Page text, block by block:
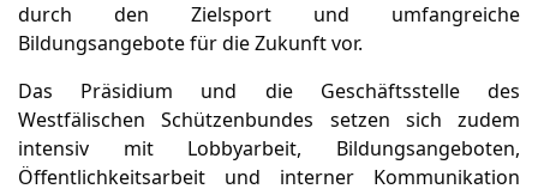
durch den Zielsport und umfangreiche
Bildungsangebote für die Zukunft vor.
Das Präsidium und die Geschäftsstelle des
Westfälischen Schützenbundes setzen sich zudem
intensiv mit Lobbyarbeit, Bildungsangeboten,
Öffentlichkeitsarbeit und interner Kommunikation